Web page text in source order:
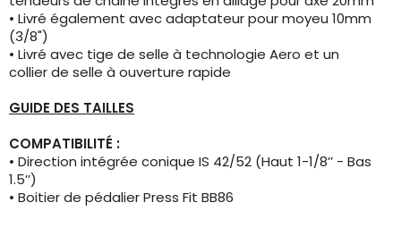
• Livré également avec adaptateur pour moyeu 10mm
(3/8")
• Livré avec tige de selle à technologie Aero et un
collier de selle à ouverture rapide
GUIDE DES TAILLES
COMPATIBILITÉ :
• Direction intégrée conique IS 42/52 (Haut 1-1/8’’ - Bas
1.5’’)
• Boitier de pédalier Press Fit BB86